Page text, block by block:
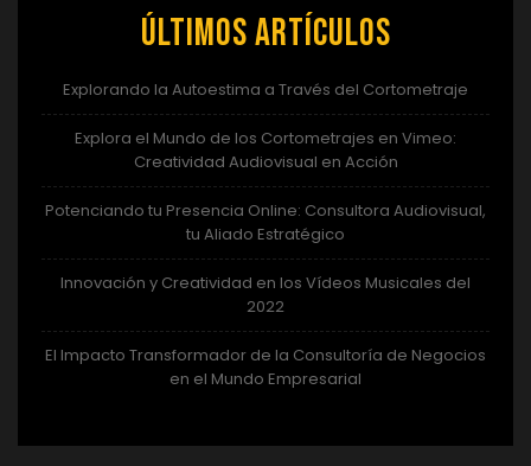
Últimos artículos
Explorando la Autoestima a Través del Cortometraje
Explora el Mundo de los Cortometrajes en Vimeo:
Creatividad Audiovisual en Acción
Potenciando tu Presencia Online: Consultora Audiovisual,
tu Aliado Estratégico
Innovación y Creatividad en los Vídeos Musicales del
2022
El Impacto Transformador de la Consultoría de Negocios
en el Mundo Empresarial